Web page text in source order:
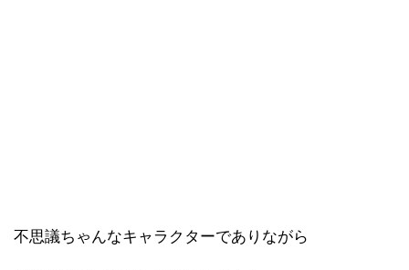
不思議ちゃんなキャラクターでありながら